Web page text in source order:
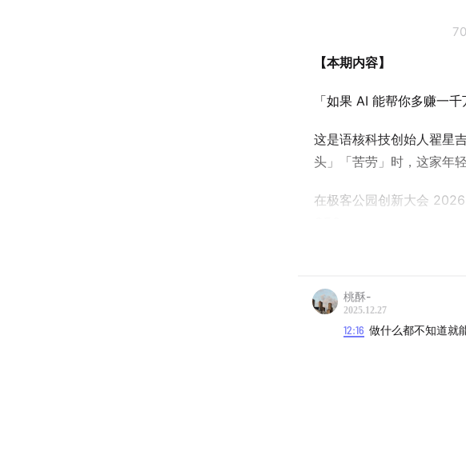
【本期内容】
「如果 AI 能帮你多赚一
这是语核科技创始人翟星
头」「苦劳」时，这家年
在极客公园创新大会
虑，或者好奇 AI 到底怎么
桃酥-
2025.12.27
12:16 做什么都不知道就